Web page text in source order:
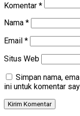
Komentar *
Nama *
Email *
Situs Web
Simpan nama,
ini untuk komentar